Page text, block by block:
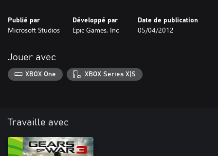
Publié par
Microsoft Studios
Développé par
Epic Games, Inc
Date de publication
05/04/2012
Jouer avec
XBOX One XBOX Series X|S
Travaille avec